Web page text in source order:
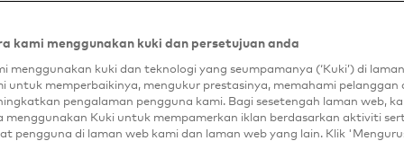
di Finicity, inilah cara kerjanya:
izin agar data mereka digunakan baik dari
layanan penggajian. Mereka dapat mengunggah
pendapatan lainnya.
dan memverifikasi data pendapatan dan pekerjaan
menganalisis data dan menambahkan wawasan
kami menggunakan kuki dan persetujuan anda
menggunakan kuki dan teknologi yang seumpamanya (‘Kuki’) di
untuk memperbaikinya, mengukur prestasinya, memahami pelanggan
pengalaman pengguna kami. Bagi sesetengah laman web,
menggunakan Kuki untuk mempamerkan iklan berdasarkan aktiviti
pengguna di laman web kami dan laman web yang lain. Klik